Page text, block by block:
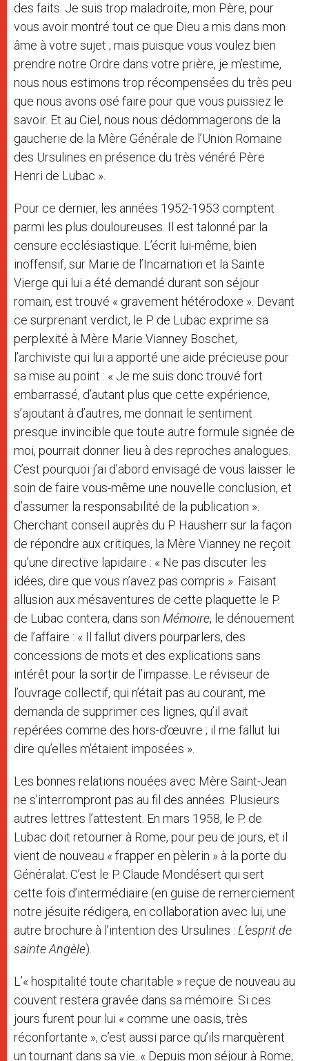
des faits. Je suis trop maladroite, mon Père, pour
vous avoir montré tout ce que Dieu a mis dans mon
âme à votre sujet ; mais puisque vous voulez bien
prendre notre Ordre dans votre prière, je m’estime,
nous nous estimons trop récompensées du très peu
que nous avons osé faire pour que vous puissiez le
savoir. Et au Ciel, nous nous dédommagerons de la
gaucherie de la Mère Générale de l’Union Romaine
des Ursulines en présence du très vénéré Père
Henri de Lubac ».
Pour ce dernier, les années 1952-1953 comptent
parmi les plus douloureuses. Il est talonné par la
censure ecclésiastique. L’écrit lui-même, bien
inoffensif, sur Marie de l’Incarnation et la Sainte
Vierge qui lui a été demandé durant son séjour
romain, est trouvé « gravement hétérodoxe ». Devant
ce surprenant verdict, le P. de Lubac exprime sa
perplexité à Mère Marie Vianney Boschet,
l’archiviste qui lui a apporté une aide précieuse pour
sa mise au point : « Je me suis donc trouvé fort
embarrassé, d’autant plus que cette expérience,
s’ajoutant à d’autres, me donnait le sentiment
presque invincible que toute autre formule signée de
moi, pourrait donner lieu à des reproches analogues.
C’est pourquoi j’ai d’abord envisagé de vous laisser le
soin de faire vous-même une nouvelle conclusion, et
d’assumer la responsabilité de la publication ».
Cherchant conseil auprès du P. Hausherr sur la façon
de répondre aux critiques, la Mère Vianney ne reçoit
qu’une directive lapidaire : « Ne pas discuter les
idées, dire que vous n’avez pas compris ». Faisant
allusion aux mésaventures de cette plaquette le P.
de Lubac contera, dans son Mémoire, le dénouement
de l’affaire : « Il fallut divers pourparlers, des
concessions de mots et des explications sans
intérêt pour la sortir de l’impasse. Le réviseur de
l’ouvrage collectif, qui n’était pas au courant, me
demanda de supprimer ces lignes, qu’il avait
repérées comme des hors-d’œuvre ; il me fallut lui
dire qu’elles m’étaient imposées ».
Les bonnes relations nouées avec Mère Saint-Jean
ne s’interrompront pas au fil des années. Plusieurs
autres lettres l’attestent. En mars 1958, le P. de
Lubac doit retourner à Rome, pour peu de jours, et il
vient de nouveau « frapper en pèlerin » à la porte du
Généralat. C’est le P. Claude Mondésert qui sert
cette fois d’intermédiaire (en guise de remerciement
notre jésuite rédigera, en collaboration avec lui, une
autre brochure à l’intention des Ursulines : L’esprit de
sainte Angèle).
L’« hospitalité toute charitable » reçue de nouveau au
couvent restera gravée dans sa mémoire. Si ces
jours furent pour lui « comme une oasis, très
réconfortante », c’est aussi parce qu’ils marquèrent
un tournant dans sa vie. « Depuis mon séjour à Rome,